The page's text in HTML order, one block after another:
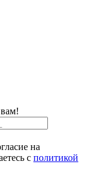
на
с политикой